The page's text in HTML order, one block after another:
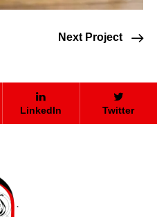
Next Project
LinkedIn Twitter